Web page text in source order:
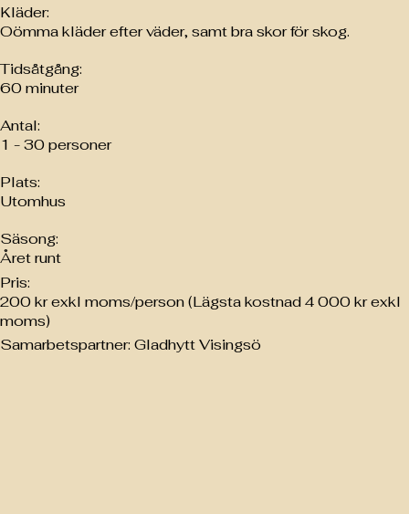
Samarbetspartner: Gladhytt Visingsö
200 kr exkl moms/person (Lägsta kostnad 4 000 kr exkl
moms)
Pris:
Året runt
Säsong:
Utomhus
Plats:
1 - 30 personer
Antal:
60 minuter
Tidsåtgång:
Oömma kläder efter väder, samt bra skor för skog.
Kläder: